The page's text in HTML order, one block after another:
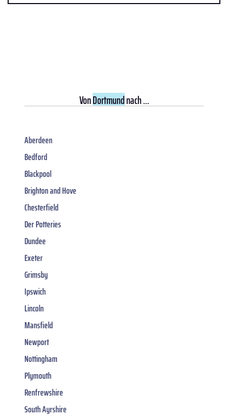
VonDortmundnach ...
Aberdeen
Bedford
Blackpool
Brighton and Hove
Chesterfield
Der Potteries
Dundee
Exeter
Grimsby
Ipswich
Lincoln
Mansfield
Newport
Nottingham
Plymouth
Renfrewshire
South Ayrshire